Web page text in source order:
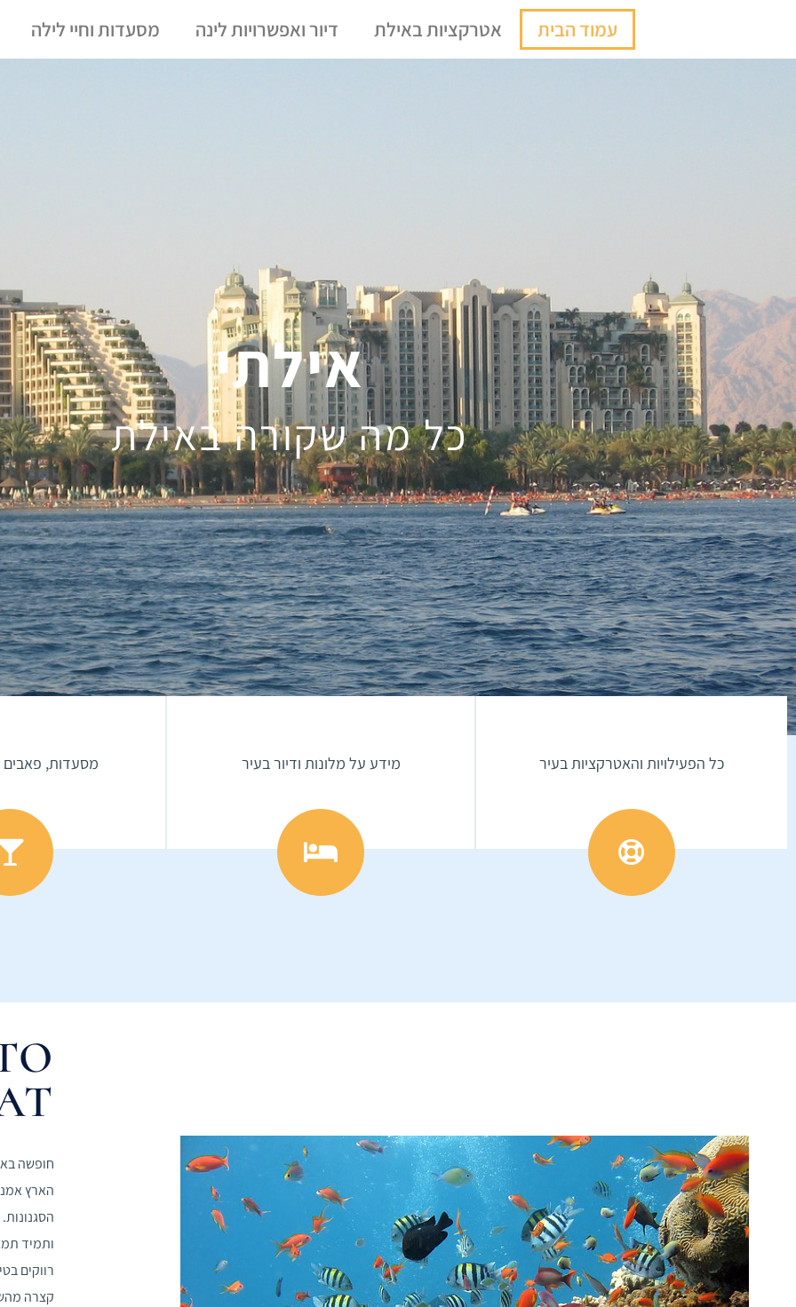
עמוד הבית אטרקציות באילת דיור ואפשרויות לינה מסעדות וחיי לילה
אילתי
כל מה שקורה באילת
כל הפעילויות והאטרקציות בעיר מידע על מלונות ודיור בעיר מסעדות, פאבים
חופשה
הארץ
ותמיד
רווקים
קצרה